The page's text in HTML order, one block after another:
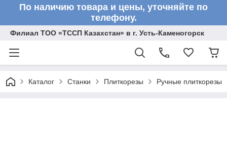
По наличию товара и цены, уточняйте по
телефону.
Филиал ТОО «ТССП Казахстан» в г. Усть-Каменогорск
Каталог Станки Плиткорезы Ручные плиткорезы